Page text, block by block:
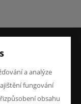
a analýze
fungování
obsahu